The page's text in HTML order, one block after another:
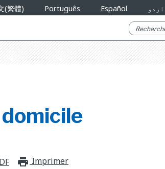
(繁體) Português Español اردو
Imprimer